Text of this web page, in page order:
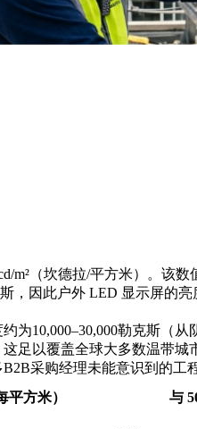
m²（坎德拉/平方米）。该
因此户外 LED 显示屏的亮
为10,000–30,000勒克斯（
足以覆盖全球大多数温带城
采购经理未能意识到的工
平方米） 与